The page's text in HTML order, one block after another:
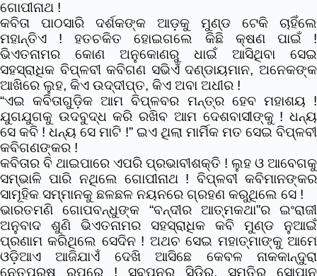
ଗୋପୀନାଥ !
କବିତା ପାଠସାରି ଦର୍ଶକଙ୍କ ଆଡ଼କୁ ମୁଣ୍ଡ ଟେକି ଚାହିଁଲେ
ମହାନ୍ତିଏ ! ହତଚକିତ ହୋଇଗଲେ କିଛି କ୍ଷଣ ପାଇଁ !
ଭିଏତନାମର କୋଣ ଅନୁକୋଣରୁ ଧାଇଁ ଆସିଥିବା ସେଇ
ସହସ୍ରାଧିକ ବିପ୍ଳବୀ କବିଗଣ ସଭିଏଁ ଦଣ୍ଡାୟମାନ, ଅନେକଙ୍କ
ଆଖିରେ ଲୁହ, କିଏ ଉଦ୍ଦୀପ୍ତ, କିଏ ଅବା ଅଧୀର !
“ଏଇ କବିତାଗୁଡ଼ିକ ଆମ ବିପ୍ଳବର ମନ୍ତ୍ର ହେବ ମହାଶୟ !
ଯୁଗଯୁଗକୁ ଉଦବୁଦ୍ଧ କରି ରଖିବ ଆମ ଦେଶବାସୀଙ୍କୁ ! ଧନ୍ୟ
ସେ କବି ! ଧନ୍ୟ ସେ ମାଟି !” ଇଏ ଥିଲା ମାର୍ମିକ ମତ ସେଇ ବିପ୍ଳବୀ
କବିଗଣଙ୍କର !
କବିତାର ବି ଥାଇପାରେ ଏପରି ପ୍ରଭାବୀଶକ୍ତି ! ଲୁହ ଓ ଆବେଗକୁ
ସମ୍ଭାଳି ପାରି ନଥିଲେ ଗୋପୀନାଥ ! ବିପ୍ଳବୀ କବିମାନଙ୍କର
ସାମୂହିକ ସମ୍ମାନକୁ ଛଳଛଳ ନୟନରେ ଗ୍ରହଣ କରୁଥିଲେ ସେ !
ଭାରତମଣି ଗୋପବନ୍ଧୁଙ୍କ “ବନ୍ଦୀର ଆତ୍ମକଥା”ର ଇଂରାଜୀ
ଅନୁବାଦ ଶୁଣି ଭିଏତନାମର ସହସ୍ରାଧିକ କବି ମୁଣ୍ଡ ନୁଆଇଁ
ପ୍ରଣାମ କରିଥିଲେ ସେଦିନ ! ଅଥଚ ସେଇ ମହାତ୍ମାଙ୍କୁ ଆମେ
ଓଡ଼ିଆଏ ଆଜିଯାଏଁ ଦେଖି ଆସିଛେ କେବଳ ନାକକାନ୍ଦୁରା
ନେତୃପୁରୁଷ ରୂପରେ ! ସ୍ବପ୍ନର ସିଡିରୁ, ସ୍ମୃତିର ସୋପାନ